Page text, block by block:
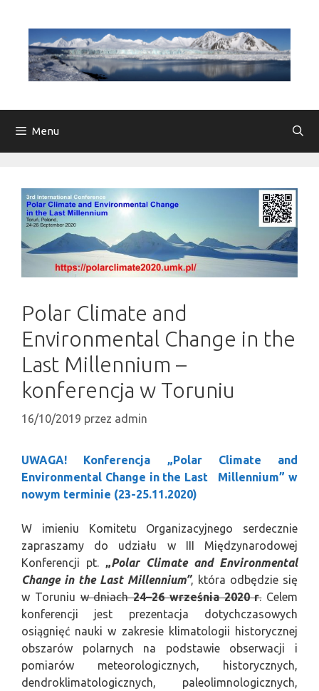
Menu
Polar Climate and
Environmental Change in the
Last Millennium –
konferencja w Toruniu
16/10/2019 przez admin
UWAGA! Konferencja „Polar Climate and
Environmental Change in the Last Millennium” w
nowym terminie (23-25.11.2020)
W imieniu Komitetu Organizacyjnego serdecznie
zapraszamy do udziału w III Międzynarodowej
Konferencji pt. „Polar Climate and Environmental
Change in the Last Millennium”, która odbędzie się
w Toruniuw dniach24–26 września 2020 r.Celem
konferencji jest prezentacja dotychczasowych
osiągnięć nauki w zakresie klimatologii historycznej
obszarów polarnych na podstawie obserwacji i
pomiarów meteorologicznych, historycznych,
dendroklimatologicznych, paleolimnologicznych,